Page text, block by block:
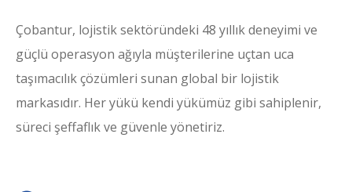
Çobantur, lojistik sektöründeki 48 yıllık deneyimi ve
güçlü operasyon ağıyla müşterilerine uçtan uca
taşımacılık çözümleri sunan global bir lojistik
markasıdır. Her yükü kendi yükümüz gibi sahiplenir,
süreci şeffaflık ve güvenle yönetiriz.